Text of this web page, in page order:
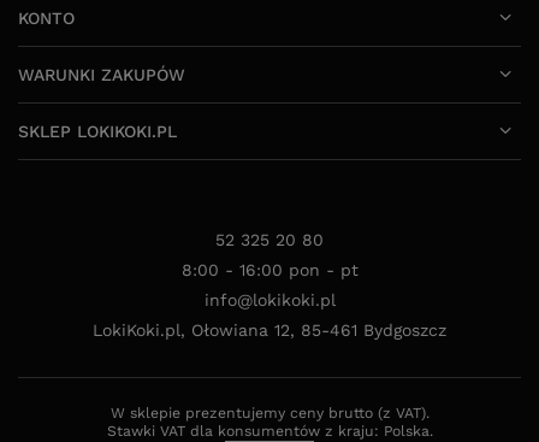
KONTO
WARUNKI ZAKUPÓW
SKLEP LOKIKOKI.PL
52 325 20 80
8:00 - 16:00 pon - pt
info@lokikoki.pl
LokiKoki.pl, Ołowiana 12, 85-461 Bydgoszcz
W sklepie prezentujemy ceny brutto (z VAT).
Stawki VAT dla konsumentów z kraju: Polska.